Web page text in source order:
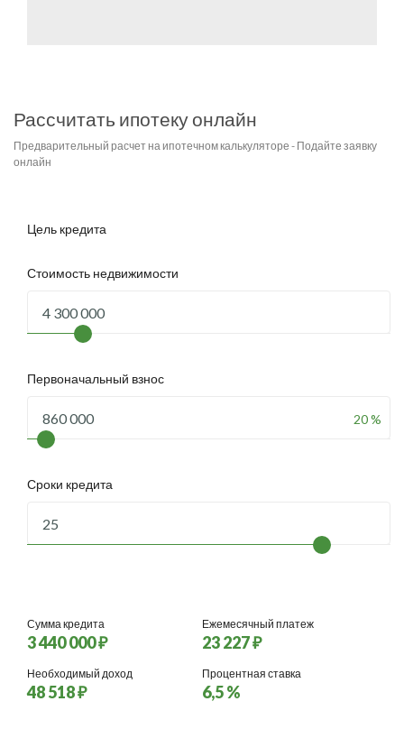
Рассчитать ипотеку онлайн
Предварительный расчет на ипотечном калькуляторе - Подайте заявку
онлайн
Цель кредита
Стоимость недвижимости
Первоначальный взнос
20 %
Сроки кредита
Сумма кредита
3 440 000 ₽
Ежемесячный платеж
23 227 ₽
Необходимый доход
48 518 ₽
Процентная ставка
6,5 %